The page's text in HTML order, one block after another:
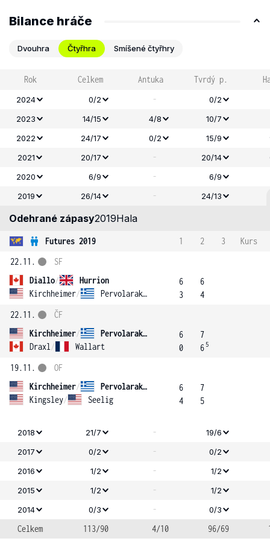
Bilance hráče
Dvouhra Čtyřhra Smíšené čtyřhry
Rok Celkem Antuka Tvrdý p.
2024 0/2 -
0/2
2023
14/15 4/8
10/7
2022
24/17 0/2 15/9
2021
20/17 - 20/14
2020
6/9 -
6/9
2019
26/14 - 24/13
Odehrané zápasy2019Hala
Futures 2019 1 2 3
Kurs
22.11.
Diallo/
Hurrion
Kirchheimer/ Pervolarakis
SF
6
3
6
4
22.11.
Kirchheimer/
Pervolarakis
Draxl / Wallart
ČF
6
0
7
6 5
19.11.
Kirchheimer/
Pervolarakis
Kingsley/ Seelig
OF
6
4
7
5
2018 21/7 -
19/6
2017
0/2 -
0/2
2016
1/2 -
1/2
2015
1/2 -
1/2
2014
0/3 - 0/3
Celkem 113/90 4/10 96/69